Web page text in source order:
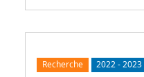
Recherche 2022-2023